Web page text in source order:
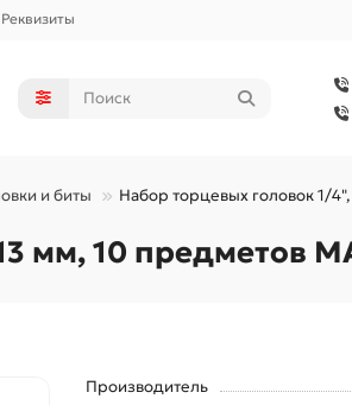
Реквизиты
и биты Набор торцевых головок 1/
мм, 10 предметов
Производитель